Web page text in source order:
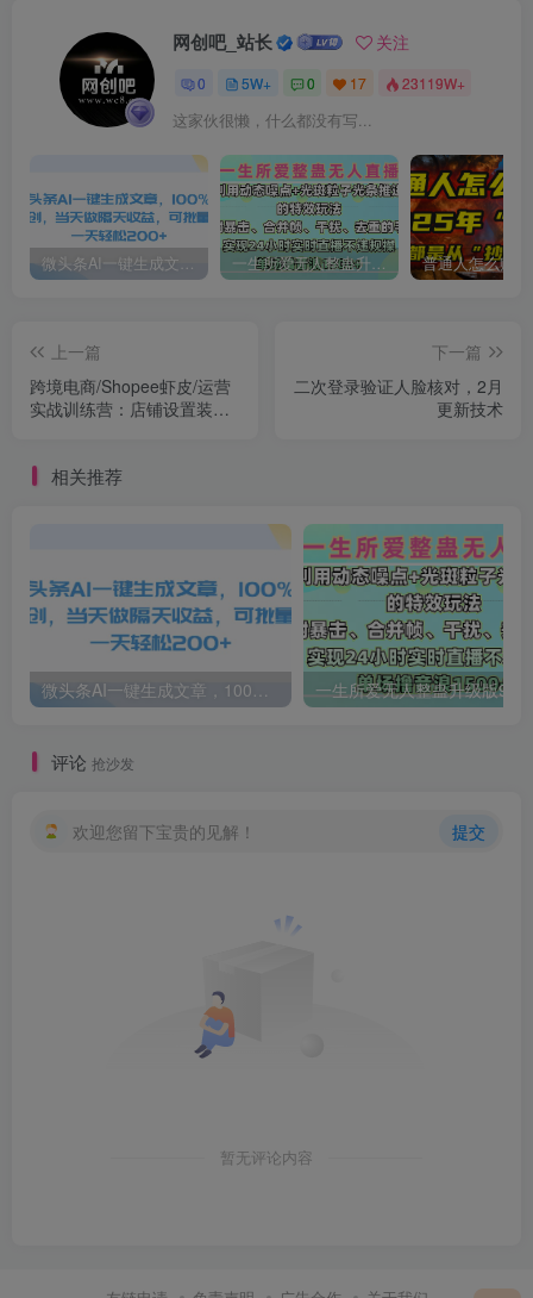
网创吧_站长 关注
0 5W+ 0 17 23119W+
这家伙很懒，什么都没有写...
微头条AI一键生成文章，100%过原创，当天做隔天收益，可批量，一天轻松200+ 一生所爱无人整蛊升级版9.0，利用动态噪点+光斑粒子光条推进的特效玩法，内附暴击、合并帧、干扰、去重的手法，实现24小时实时直播不违规操，单场日入1500+，小白也能无脑驾驭
上一篇
跨境电商/Shopee虾皮/运营
实战训练营：店铺设置装修
下一篇
二次登录验证人脸核对，2月
更新技术
相关推荐
评论 抢沙发
欢迎您留下宝贵的见解！ 提交
暂无评论内容